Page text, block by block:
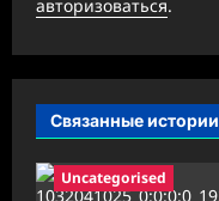
п
и
авторизоваться.
Связанные истории
Uncategorised